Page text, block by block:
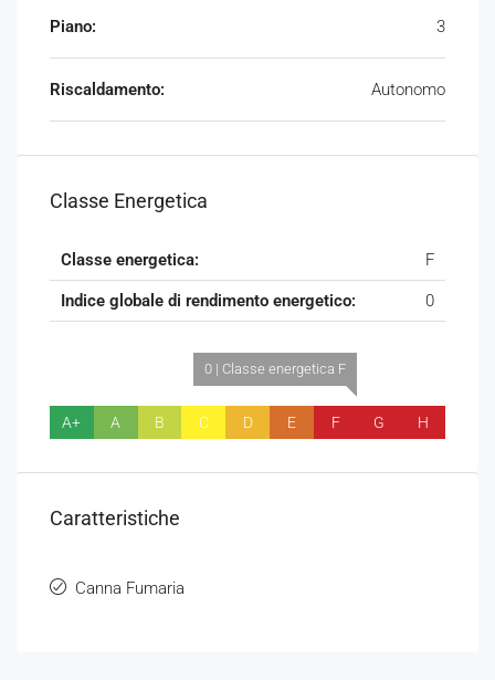
Piano: 3
Riscaldamento: Autonomo
Classe Energetica
Classe energetica: F
Indice globale di rendimento energetico: 0
A+ A B C D E
0 | Classe energetica F
F G H
Caratteristiche
Canna Fumaria